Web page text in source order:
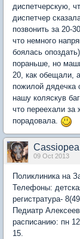
диспетчерскую,
диспетчер
позвонить за 20-
что немного
боялась
пораньше, но
20, как обещали,
пожилой дядечка
нашу коляскув
что переехали
порадовала.
Cassiopea
09 Oct 2013
Поликлиника на
Телефоны:
регистратура-
Педиатр
расписанию: пн
15.